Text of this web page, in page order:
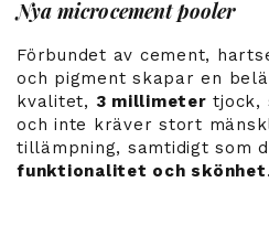
Nya microcement pooler
Förbundet av cement,
och pigment skapar en
kvalitet, 3 millimeter tjock,
och inte kräver stort
tillämpning, samtidigt som
funktionalitet och skönhet.